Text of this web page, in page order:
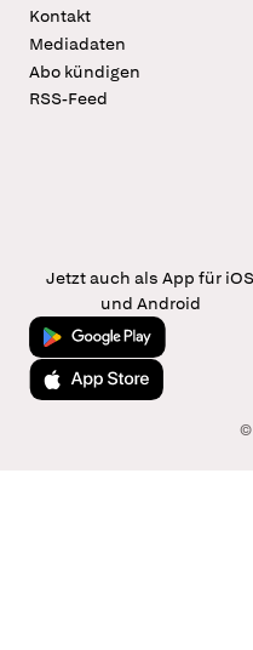
Kontakt
Mediadaten
Abo kündigen
RSS-Feed
Jetzt auch als App für iOS
und Android
Jetzt bei Google Play
Laden im App Store
©